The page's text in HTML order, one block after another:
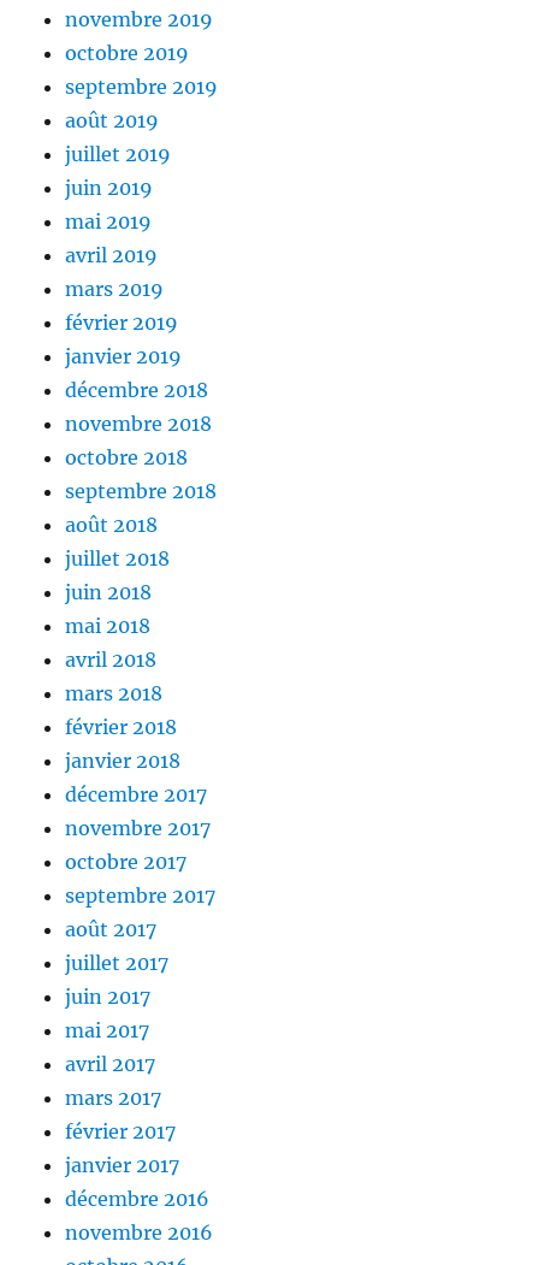
novembre 2019
octobre 2019
septembre 2019
août 2019
juillet 2019
juin 2019
mai 2019
avril 2019
mars 2019
février 2019
janvier 2019
décembre 2018
novembre 2018
octobre 2018
septembre 2018
août 2018
juillet 2018
juin 2018
mai 2018
avril 2018
mars 2018
février 2018
janvier 2018
décembre 2017
novembre 2017
octobre 2017
septembre 2017
août 2017
juillet 2017
juin 2017
mai 2017
avril 2017
mars 2017
février 2017
janvier 2017
décembre 2016
novembre 2016